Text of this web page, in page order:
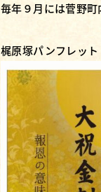
毎年９月には菅野町
梶原塚パンフレット